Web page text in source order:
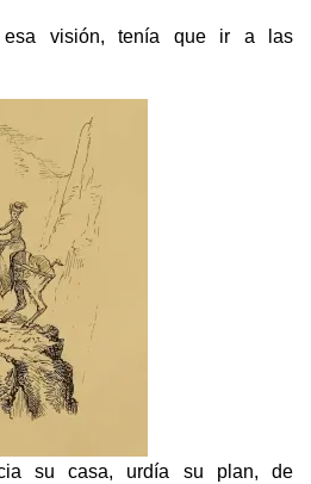
visión, tenía que ir a las
su casa, urdía su plan, de